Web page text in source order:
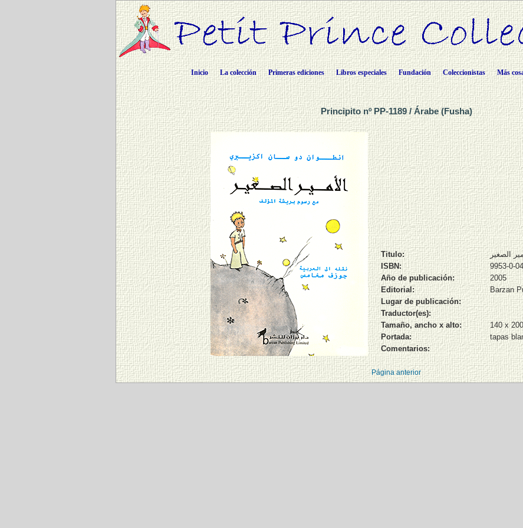
Inicio La colección Primeras ediciones Libros especiales Fundación Coleccionistas Más
Principito nº PP-1189 / Árabe (Fusha)
Titulo:
الصغير
ISBN:
9953-0-
Año de publicación:
2005
Editorial:
Barzan
Lugar de publicación:
Traductor(es):
Tamaño, ancho x alto:
140 x
Portada:
tapas
Comentarios:
Página anterior